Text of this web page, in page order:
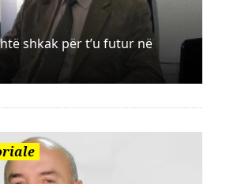
shkak për t’u futur në